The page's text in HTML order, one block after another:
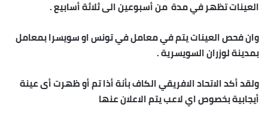
العينات تظهر في مدة من أسبوعين الى ثلاثة أسابيع .
وان فحص العينات يتم في معامل في تونس او سويسرا بمعامل
بمدينة لوزران السويسرية .
ولقد أكد الاتحاد الافريقي الكاف بأنة أذا تم أو ظهرت أى عينة
أيجابية بخصوص اي لاعب يتم الاعلان عنها